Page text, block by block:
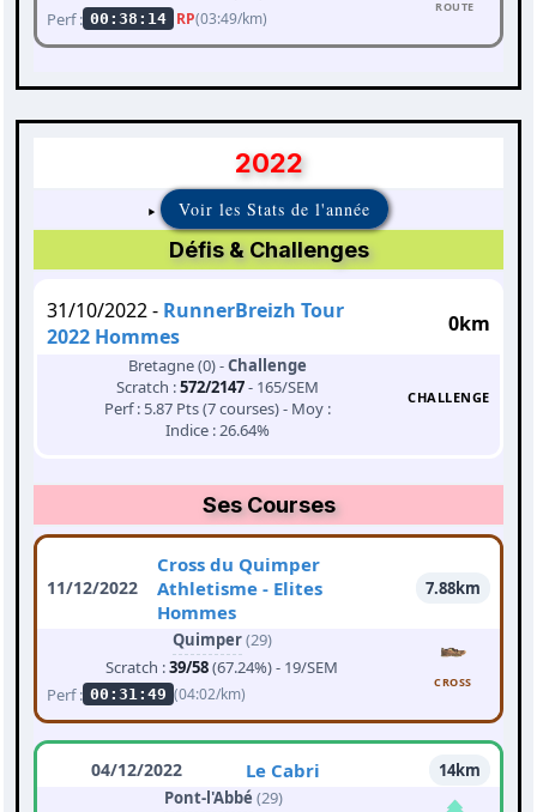
Perf : 00:38:14 RP(03:49/km)
ROUTE
2022
Voir les Stats de l'année
Défis & Challenges
31/10/2022 - RunnerBreizh Tour
2022 Hommes
0km
Bretagne (0) -Challenge
Scratch :572/2147- 165/SEM
Perf : 5.87 Pts (7 courses) - Moy :
Indice : 26.64%
CHALLENGE
Ses Courses
11/12/2022
Cross du Quimper
Athletisme - Elites
Hommes
7.88km
Quimper(29)
Scratch :39/58(67.24%) - 19/SEM
Perf : 00:31:49 (04:02/km)
CROSS
04/12/2022 Le Cabri
14km
Pont-l'Abbé (29)